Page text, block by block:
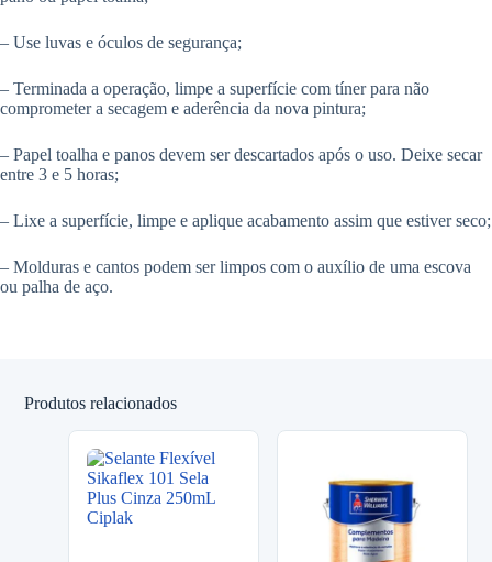
– Use luvas e óculos de segurança;
– Terminada a operação, limpe a superfície com tíner para não
comprometer a secagem e aderência da nova pintura;
– Papel toalha e panos devem ser descartados após o uso. Deixe secar
entre 3 e 5 horas;
– Lixe a superfície, limpe e aplique acabamento assim que estiver seco;
– Molduras e cantos podem ser limpos com o auxílio de uma escova
ou palha de aço.
Produtos relacionados